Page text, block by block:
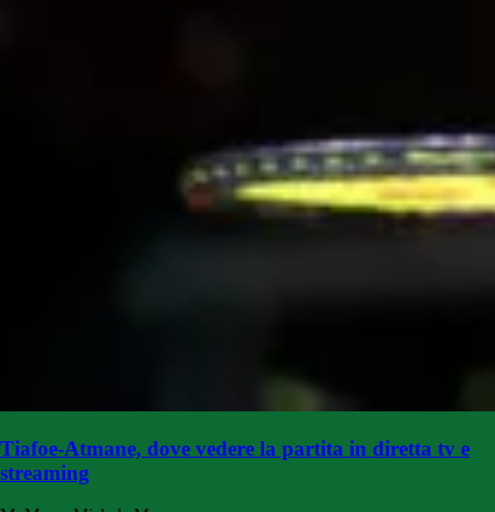
Tiafoe-Atmane, dove vedere la partita in diretta tv e
streaming